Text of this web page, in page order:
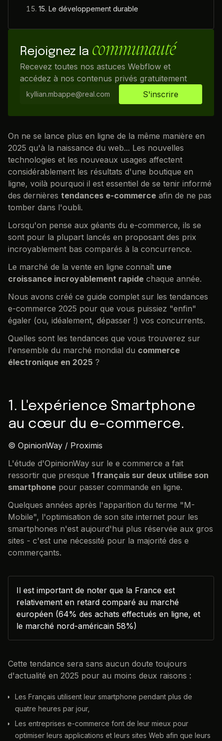
15. Le développement durable
Rejoignez la communauté
Recevez toutes nos astuces Webflow et
accédez à nos contenus privés gratuitement
On ne se lance plus en ligne de la même manière en
2025 qu'à la naissance du web... Les nouvelles
technologies et les nouveaux usages affectent
considérablement les résultats d'une boutique en
ligne, voilà pourquoi il est essentiel de se tenir informé
des dernières tendances e-commerce afin de ne pas
tomber dans l'oubli.
Lorsqu'on pense aux géants du e-commerce, ils se
sont pour la plupart lancés en proposant des prix
incroyablement bas comparés à la concurrence.
Le marché de la vente en ligne connaît une
croissance incroyablement rapide chaque année.
Nous avons créé ce guide complet sur les tendances
e-commerce 2025 pour que vous puissiez "enfin"
égaler (ou, idéalement, dépasser !) vos concurrents.
Quelles sont les tendances que vous trouverez sur
l'ensemble du marché mondial du commerce
électronique en 2025 ?
1. L'expérience Smartphone
au cœur du e-commerce.
© OpinionWay / Proximis
L'étude d'OpinionWay sur le e commerce a fait
ressortir que presque 1 français sur deux utilise son
smartphone pour passer commande en ligne.
Quelques années après l'apparition du terme "M-
Mobile", l'optimisation de son site internet pour les
smartphones n'est aujourd'hui plus réservée aux gros
sites - c'est une nécessité pour la majorité des e
commerçants.
Il est important de noter que la France est
relativement en retard comparé au marché
européen (64% des achats effectués en ligne, et
le marché nord-américain 58%)
Cette tendance sera sans aucun doute toujours
d'actualité en 2025 pour au moins deux raisons :
Les Français utilisent leur smartphone pendant plus de
quatre heures par jour,
Les entreprises e-commerce font de leur mieux pour
optimiser leurs applications et leurs sites Web afin que leurs